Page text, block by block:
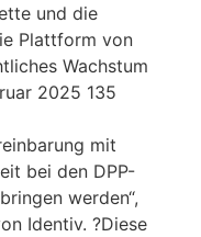
und die
Plattform von
Wachstum
2025 135
mit
bei den DPP-
werden“,
Identiv. ?Diese